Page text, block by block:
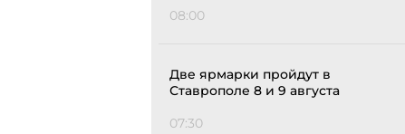
08:00
Две ярмарки пройдут в
Ставрополе 8 и 9 августа
07:30